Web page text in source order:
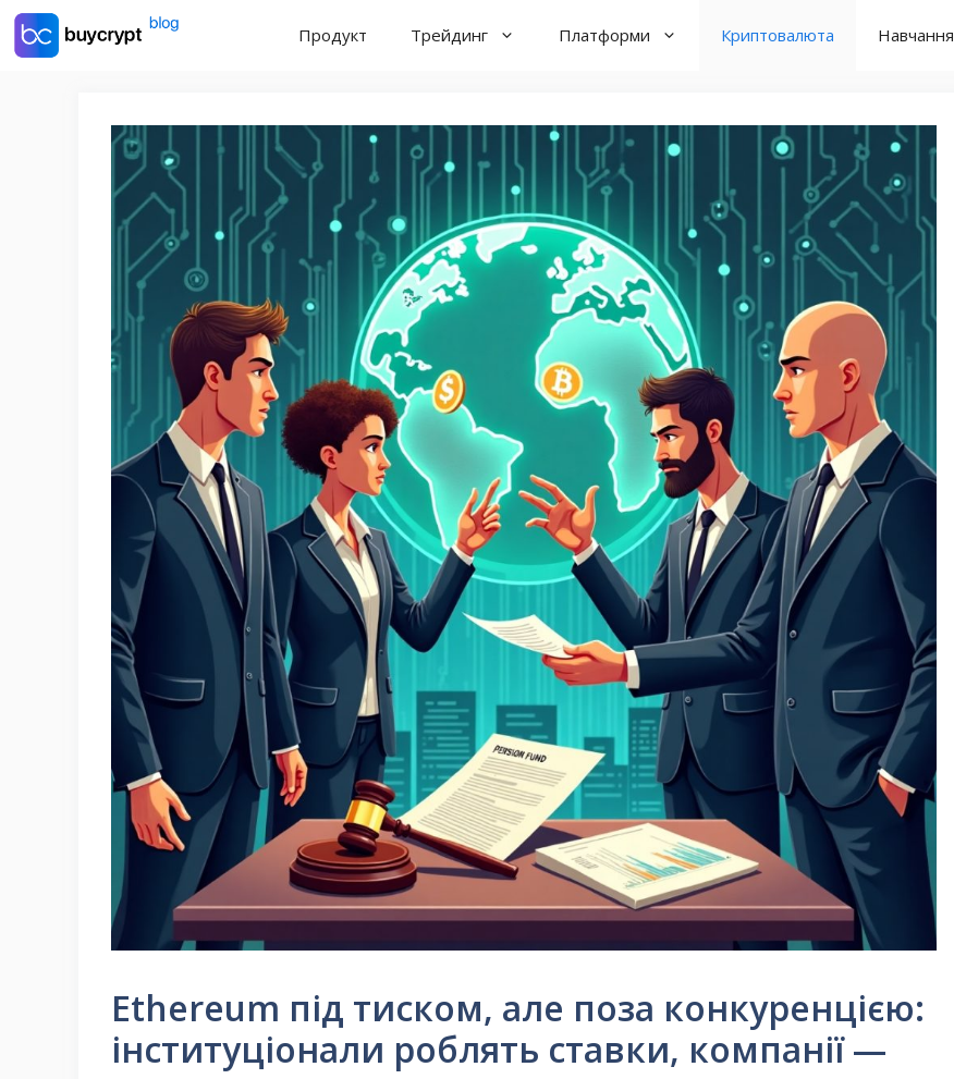
Перейти
до
Продукт Трейдинг Платформи Криптовалюта Навчання
Ethereum під тиском, але поза конкуренцією:
інституціонали роблять ставки, компанії —